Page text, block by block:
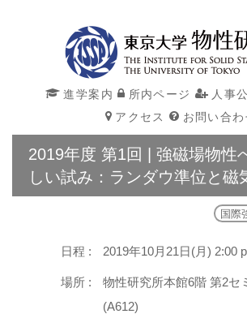
進学案内 所内ページ 人事
アクセス
お問い合わ
2019年度 第1回 | 強磁場物性
しい試み：ランダウ準位と磁
国際
日程 : 2019年10月21日(月) 2:00
場所 :
物性研究所本館6階 第2セ
(A612)